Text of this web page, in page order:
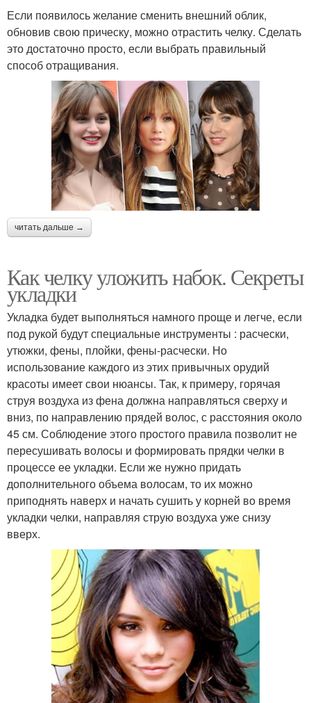
Если появилось желание сменить внешний облик,
обновив свою прическу, можно отрастить челку. Сделать
это достаточно просто, если выбрать правильный
способ отращивания.
читать дальше →
Как челку уложить набок. Секреты
укладки
Укладка будет выполняться намного проще и легче, если
под рукой будут специальные инструменты : расчески,
утюжки, фены, плойки, фены-расчески. Но
использование каждого из этих привычных орудий
красоты имеет свои нюансы. Так, к примеру, горячая
струя воздуха из фена должна направляться сверху и
вниз, по направлению прядей волос, с расстояния около
45 см. Соблюдение этого простого правила позволит не
пересушивать волосы и формировать прядки челки в
процессе ее укладки. Если же нужно придать
дополнительного объема волосам, то их можно
приподнять наверх и начать сушить у корней во время
укладки челки, направляя струю воздуха уже снизу
вверх.